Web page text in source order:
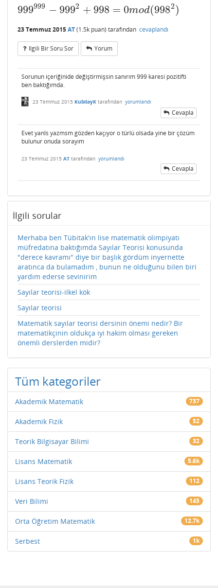
999999 − 9992 + 998 = 0mod(9982)
999999 −9992+998 =0mod( 9982)
23 Temmuz 2015AT(1.5k puan) tarafından cevaplandı
Ilgili Bir Soru Sor Yorum
Sorunun içeriğinide değiştirmişsin sanırım 999 karesi pozitifti
ben baktığımda.
23 Temmuz 2015 KubilayK tarafından yorumlandı
Cevapla
Evet yanls yazmsm gözden kaçıyor o türlü olsada yine bir çözüm
bulunur onuda sorayım
23 Temmuz 2015 AT tarafından yorumlandı
Cevapla
İlgili sorular
Merhaba ben Tübitak'ın lise matematik olimpiyatı
müfredatına baktığımda Sayılar Teorisi konusunda
"derece kavramı" diye bir başlık gördüm inyernette
aratınca da bulamadım , bunun ne olduğunu bilen biri
yardım ederse sevinirim
Sayılar teorisi-ilkel kök
Sayılar teorisi
Matematik sayılar teorisi dersinin önemi nedir? Bir
matematikçinin oldukça iyi hakim olması gereken
önemli derslerden midir?
Tüm kategoriler
Akademik Matematik 737
Akademik Fizik 52
Teorik Bilgisayar Bilimi 32
Lisans Matematik 5.6k
Lisans Teorik Fizik 112
Veri Bilimi 145
Orta Öğretim Matematik 12.7k
Serbest 1k